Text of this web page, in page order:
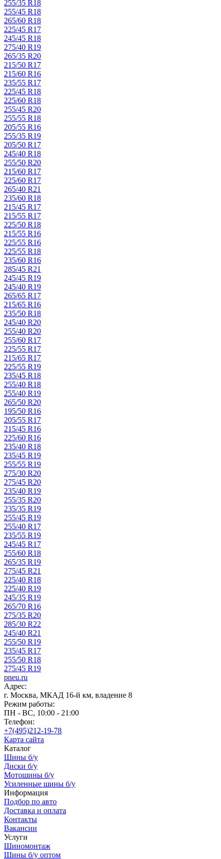
255/35 R18
255/45 R18
265/60 R18
225/45 R17
245/45 R18
275/40 R19
265/35 R20
215/50 R17
215/60 R16
235/55 R17
225/45 R18
225/60 R18
255/45 R20
255/55 R18
205/55 R16
255/35 R19
205/50 R17
245/40 R18
255/50 R20
215/60 R17
225/60 R17
265/40 R21
235/60 R18
215/45 R17
215/55 R17
225/50 R18
215/55 R16
225/55 R16
225/55 R18
235/60 R16
285/45 R21
245/45 R19
245/40 R19
265/65 R17
215/65 R16
235/50 R18
245/40 R20
255/40 R20
255/60 R17
225/55 R17
215/65 R17
225/55 R19
235/45 R18
255/40 R18
255/40 R19
265/50 R20
195/50 R16
205/55 R17
215/45 R16
225/60 R16
235/40 R18
235/45 R19
255/55 R19
275/30 R20
275/45 R20
235/40 R19
255/35 R20
235/35 R19
255/45 R19
255/40 R17
235/55 R19
245/45 R17
255/60 R18
265/35 R19
275/45 R21
225/40 R18
225/40 R19
245/35 R19
265/70 R16
275/35 R20
285/30 R22
245/40 R21
255/50 R19
235/45 R17
255/50 R18
275/45 R19
pneu.ru
Адрес:
г. Москва, МКАД 16-й км, владение 8
Режим работы:
ПН - ВС, 10:00 - 21:00
Телефон:
+7(495)212-19-78
Карта сайта
Каталог
Шины б/у
Диски б/у
Мотошины б/у
Усиленные шины б/у
Информация
Подбор по авто
Доставка и оплата
Контакты
Вакансии
Услуги
Шиномонтаж
Шины б/у оптом